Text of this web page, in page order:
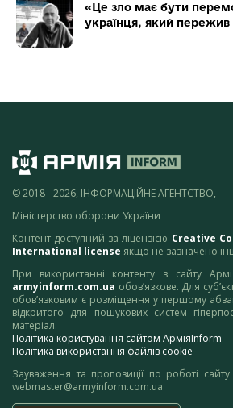
«Це зло має бути
українця, який пережив
© 2018 - 2026, ІНФОРМАЦІЙНЕ АГЕНТСТВО,
Міністерство оборони України
Контент доступний за ліцензією Creative
International license якщо не зазначено
При використанні контенту з сайту
armyinform.com.ua обов’язкове. Для
обов’язковим є розміщення у першому
відкритого для пошукових систем
матеріал.
Політика користування сайтом АрміяInform
Політика використання файлів cookie
Зауваження та пропозиції по роботі
webmaster@armyinform.com.ua